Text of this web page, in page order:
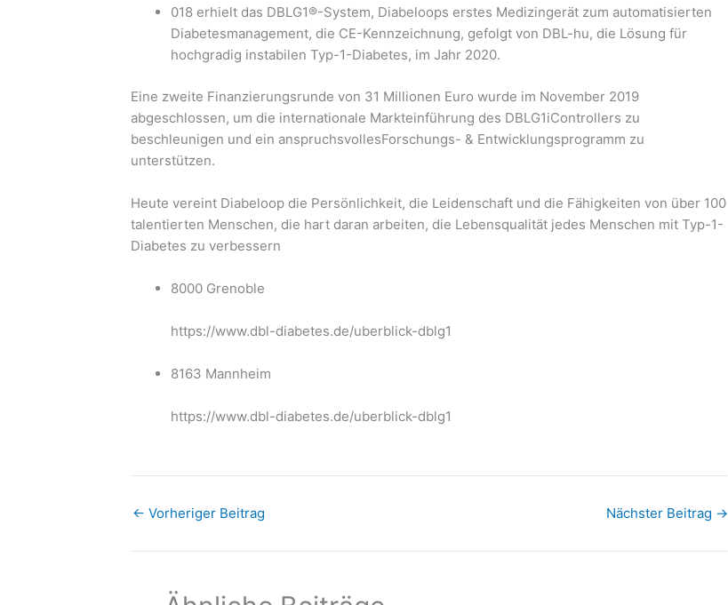
018 erhielt das DBLG1®-System, Diabeloops erstes Medizingerät zum automatisierten
Diabetesmanagement, die CE-Kennzeichnung, gefolgt von DBL-hu, die Lösung für
hochgradig instabilen Typ-1-Diabetes, im Jahr 2020.
Eine zweite Finanzierungsrunde von 31 Millionen Euro wurde im November 2019
abgeschlossen, um die internationale Markteinführung des DBLG1iControllers zu
beschleunigen und ein anspruchsvollesForschungs- & Entwicklungsprogramm zu
unterstützen.
Heute vereint Diabeloop die Persönlichkeit, die Leidenschaft und die Fähigkeiten von über 100
talentierten Menschen, die hart daran arbeiten, die Lebensqualität jedes Menschen mit Typ-1-
Diabetes zu verbessern
8000 Grenoble
https://www.dbl-diabetes.de/uberblick-dblg1
8163 Mannheim
https://www.dbl-diabetes.de/uberblick-dblg1
← Vorheriger Beitrag Nächster Beitrag →